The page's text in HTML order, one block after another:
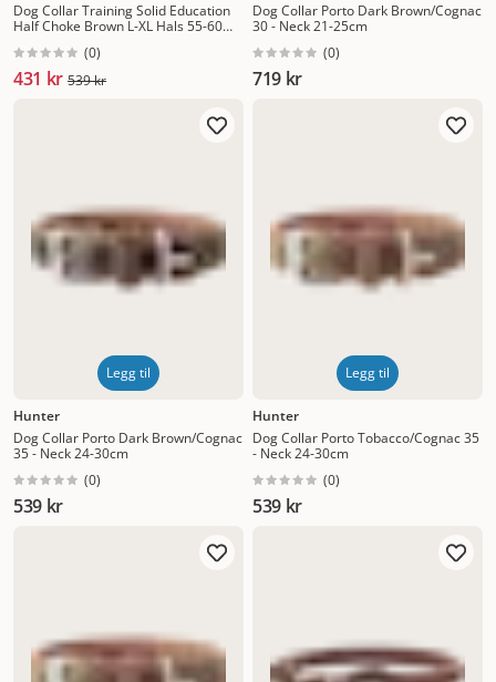
Dog Collar Training Solid Education
Half Choke Brown L-XL Hals 55-60
(0)
431 kr 539 kr
Dog Collar Porto Dark Brown/Cognac
30 - Neck 21-25cm
(0)
719 kr
Legg til
Hunter
Dog Collar Porto Dark Brown/Cognac
35 - Neck 24-30cm
(0)
539 kr
Legg til
Hunter
Dog Collar Porto Tobacco/Cognac 35
- Neck 24-30cm
(0)
539 kr